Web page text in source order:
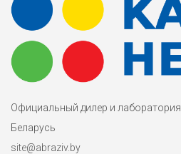
Официальный дилер и лаборатория
Беларусь
site@abraziv.by